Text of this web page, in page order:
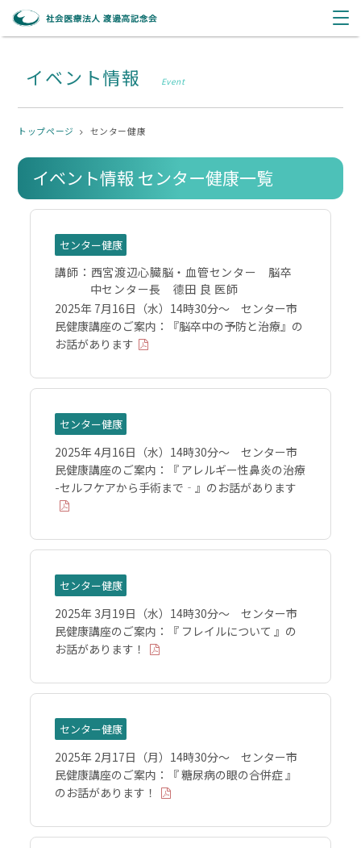
イベント情報 Event
トップページ センター健康
イベント情報 センター健康一覧
センター健康
講師： 西宮渡辺心臓脳・血管センター 脳卒
中センター長 德田 良 医師
2025年 7月16日（水）14時30分～ センター市
民健康講座のご案内：『脳卒中の予防と治療』の
お話があります
センター健康
2025年 4月16日（水）14時30分～ センター市
民健康講座のご案内：『 アレルギー性鼻炎の治療
-セルフケアから手術まで‐』のお話があります
センター健康
2025年 3月19日（水）14時30分～ センター市
民健康講座のご案内：『 フレイルについて 』の
お話があります！
センター健康
2025年 2月17日（月）14時30分～ センター市
民健康講座のご案内：『 糖尿病の眼の合併症 』
のお話があります！